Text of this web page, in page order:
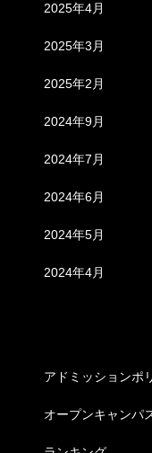
2025年4月
2025年3月
2025年2月
2024年9月
2024年7月
2024年6月
2024年5月
2024年4月
アドミッションポ
オープンキャンパ